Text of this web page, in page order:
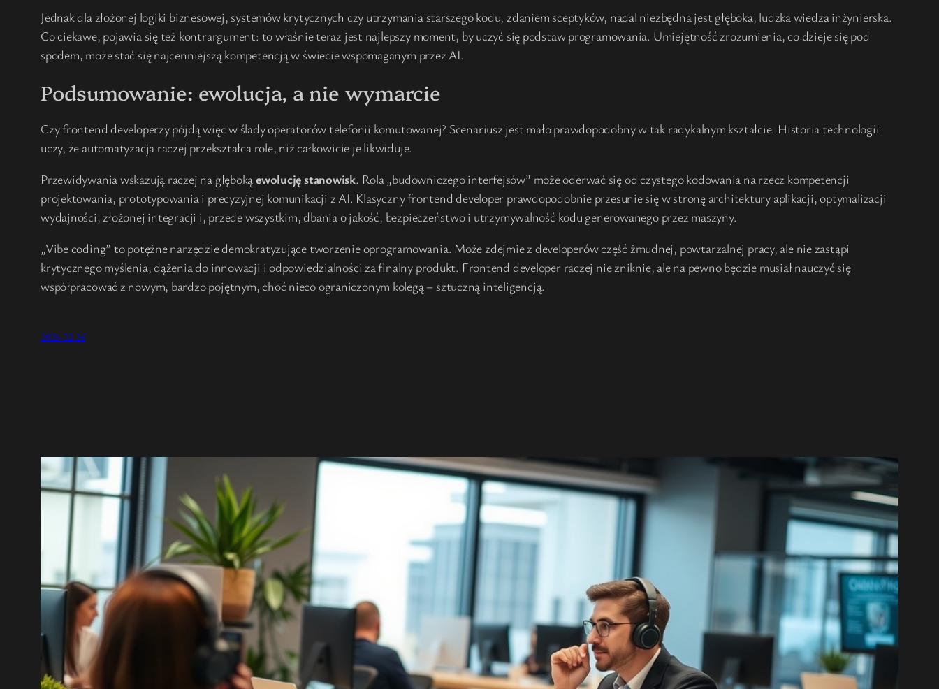
Jednak dla złożonej logiki biznesowej, systemów krytycznych czy utrzymania starszego kodu, zdaniem sceptyków, nadal niezbędna jest głęboka, ludzka wiedza inżynierska.
Co ciekawe, pojawia się też kontrargument: to właśnie teraz jest najlepszy moment, by uczyć się podstaw programowania. Umiejętność zrozumienia, co dzieje się pod
spodem, może stać się najcenniejszą kompetencją w świecie wspomaganym przez AI.
Podsumowanie: ewolucja, a nie wymarcie
Czy frontend developerzy pójdą więc w ślady operatorów telefonii komutowanej? Scenariusz jest mało prawdopodobny w tak radykalnym kształcie. Historia technologii
uczy, że automatyzacja raczej przekształca role, niż całkowicie je likwiduje.
Przewidywania wskazują raczej na głębokąewolucję stanowisk. Rola „budowniczego interfejsów” może oderwać się od czystego kodowania na rzecz kompetencji
projektowania, prototypowania i precyzyjnej komunikacji z AI. Klasyczny frontend developer prawdopodobnie przesunie się w stronę architektury aplikacji, optymalizacji
wydajności, złożonej integracji i, przede wszystkim, dbania o jakość, bezpieczeństwo i utrzymywalność kodu generowanego przez maszyny.
„Vibe coding” to potężne narzędzie demokratyzujące tworzenie oprogramowania. Może zdejmie z developerów część żmudnej, powtarzalnej pracy, ale nie zastąpi
krytycznego myślenia, dążenia do innowacji i odpowiedzialności za finalny produkt. Frontend developer raczej nie zniknie, ale na pewno będzie musiał nauczyć się
współpracować z nowym, bardzo pojętnym, choć nieco ograniczonym kolegą – sztuczną inteligencją.
2026-02-26